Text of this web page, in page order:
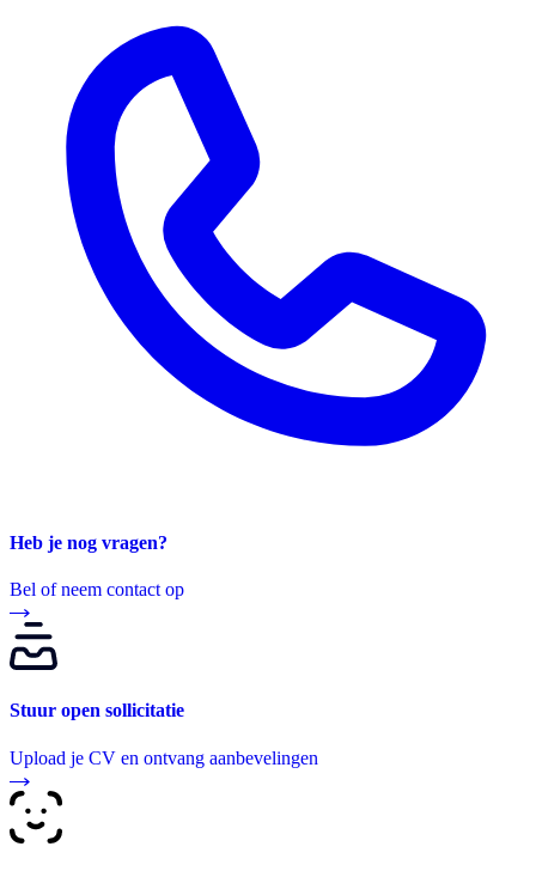
Heb je nog vragen?
Bel of neem contact op
Stuur open sollicitatie
Upload je CV en ontvang aanbevelingen